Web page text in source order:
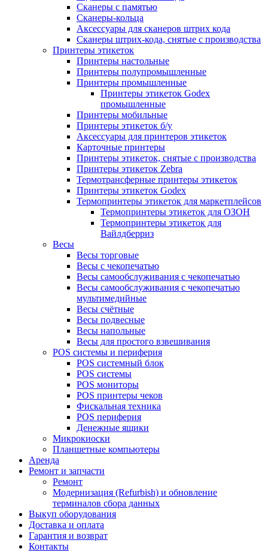
Сканеры с памятью
Сканеры-кольца
Аксессуары для сканеров штрих кода
Сканеры штрих-кода, снятые с производства
Принтеры этикеток
Принтеры настольные
Принтеры полупромышленные
Принтеры промышленные
Принтеры этикеток Godex
промышленные
Принтеры мобильные
Принтеры этикеток б/у
Аксессуары для принтеров этикеток
Карточные принтеры
Принтеры этикеток, снятые с производства
Принтеры этикеток Zebra
Термотрансферные принтеры этикеток
Принтеры этикеток Godex
Термопринтеры этикеток для маркетплейсов
Термопринтеры этикеток для ОЗОН
Термопринтеры этикеток для
Вайлдберриз
Весы
Весы торговые
Весы с чекопечатью
Весы самообслуживания с чекопечатью
Весы самообслуживания с чекопечатью
мультимедийные
Весы счётные
Весы подвесные
Весы напольные
Весы для простого взвешивания
POS системы и периферия
POS системный блок
POS системы
POS мониторы
POS принтеры чеков
Фискальная техника
POS периферия
Денежные ящики
Микрокиоски
Планшетные компьютеры
Аренда
Ремонт и запчасти
Ремонт
Модернизация (Refurbish) и обновление
терминалов сбора данных
Выкуп оборудования
Доставка и оплата
Гарантия и возврат
Контакты